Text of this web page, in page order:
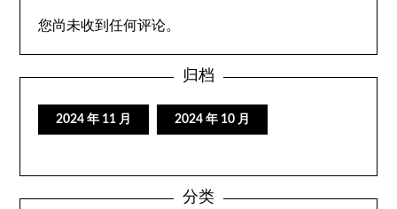
您尚未收到任何评论。
归档
2024 年 11 月 2024 年 10 月
分类